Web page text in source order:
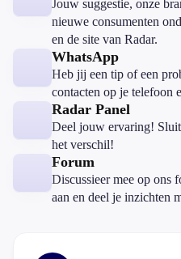
Jouw suggestie, onze
nieuwe consumenten
en de site van Radar.
WhatsApp
Heb jij een tip of een
contacten op je telefoon
Radar Panel
Deel jouw ervaring!
het verschil!
Forum
Discussieer mee op ons
aan en deel je inzichten